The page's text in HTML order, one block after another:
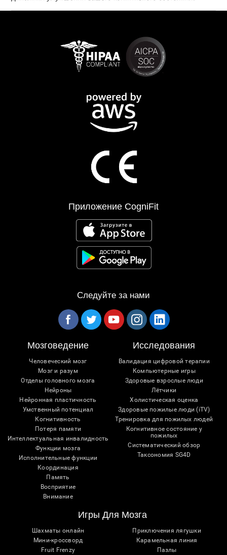
Приложение CogniFit
Следуйте за нами
Мозговедение
Человеческий мозг
Мозг и разум
Отделы головного мозга
Нейроны
Нейронная пластичность
Умственный потенциал
Когнитивность
Потеря памяти
Интеллектуальная инвалидность
Функции мозга
Исполнительные функции
Координация
Память
Восприятие
Внимание
Исследования
Валидация цифровой терапии
Компьютерные игры
Здоровые взрослые люди
Лётчики
Холистическая оценка
Здоровые пожилые люди (iTV)
Тренировка для пожилых людей
Когнитивное состояние у
пожилых
Систематический обзор
Таксономия SG4D
Игры Для Мозга
Шахматы онлайн
Мини-кроссворд
Fruit Frenzy
Приключения лягушки
Карамельная линия
Пазлы